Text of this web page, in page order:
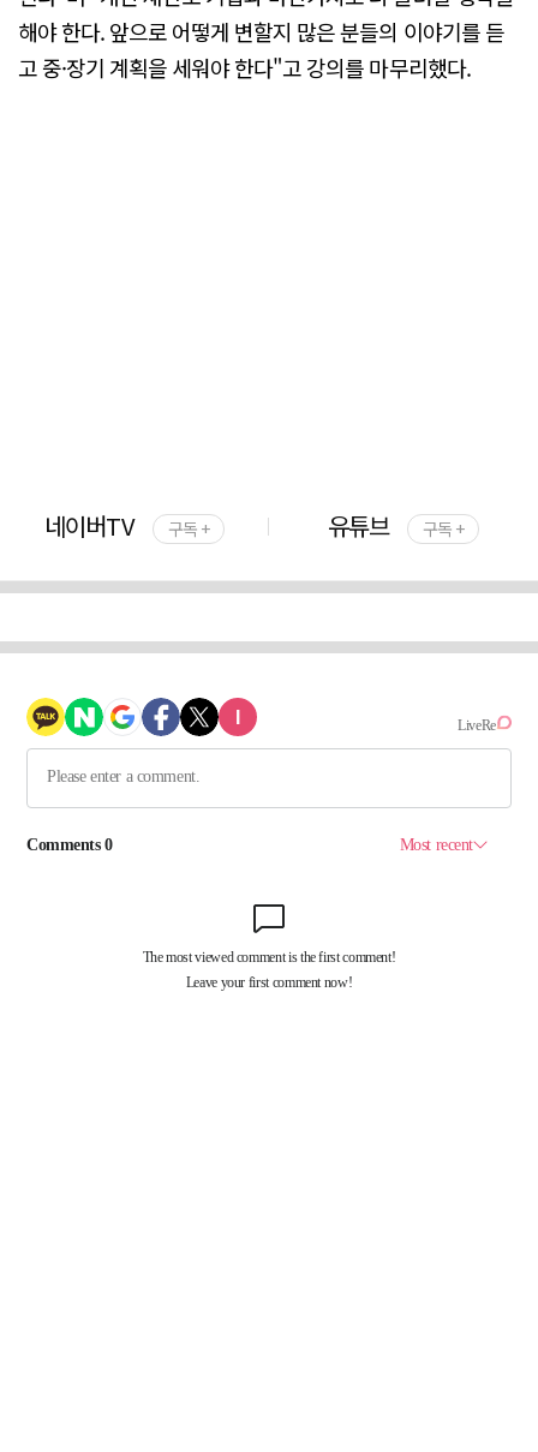
해야 한다. 앞으로 어떻게 변할지 많은 분들의 이야기를 듣
고 중·장기 계획을 세워야 한다"고 강의를 마무리했다.
네이버TV 구독 + 유튜브 구독 +